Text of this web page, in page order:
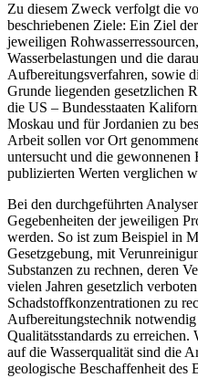
Zu diesem Zweck verfolgt die
beschriebenen Ziele: Ein Ziel
jeweiligen
Wasserbelastungen und die
Aufbereitungsverfahren, sowie
Grunde liegenden gesetzlichen
die US – Bundesstaaten
Moskau und für Jordanien zu
Arbeit sollen vor Ort
untersucht und die
publizierten Werten verglichen
Bei den durchgeführten
Gegebenheiten der jeweiligen
werden. So ist zum Beispiel in
Gesetzgebung, mit
Substanzen zu rechnen, deren
vielen Jahren gesetzlich
Schadstoffkonzentrationen zu
Aufbereitungstechnik
Qualitätsstandards zu
auf die Wasserqualität sind die
geologische Beschaffenheit des